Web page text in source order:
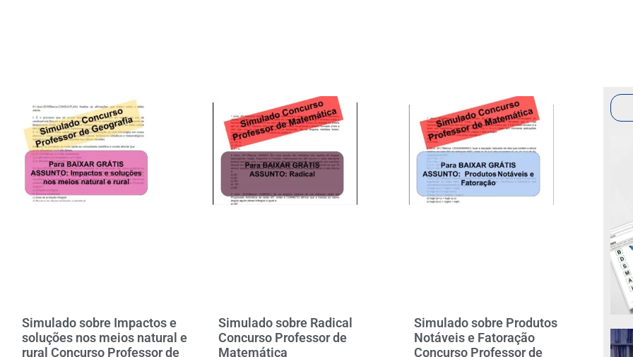
MAIS DE 1450 ATIVIDADES PARA
BAIXAR
Simulado sobre Impactos e
soluções nos meios natural e
rural Concurso Professor de
Simulado sobre Radical
Concurso Professor de
Matemática
Simulado sobre Produtos
Notáveis e Fatoração
Concurso Professor de